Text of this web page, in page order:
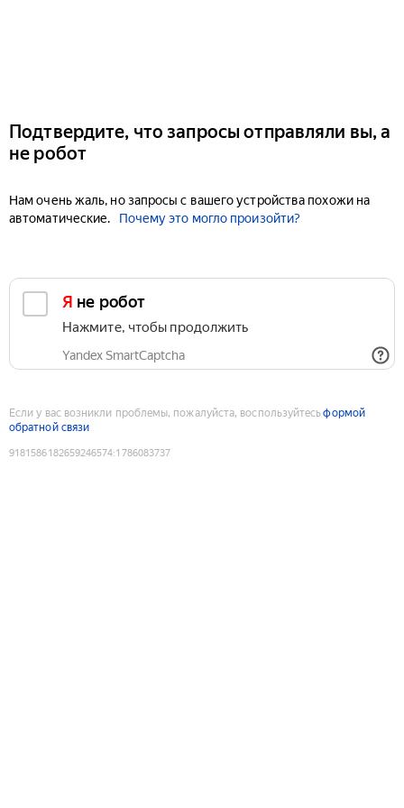
Подтвердите, что запросы отправляли вы, а
не робот
Нам очень жаль, но запросы с вашего устройства похожи на
автоматические.
Почему это могло произойти?
Я не робот
Нажмите, чтобы продолжить
Yandex SmartCaptcha
Если у вас возникли проблемы, пожалуйста, воспользуйтесьформой
обратной связи
9181586182659246574:1786083737